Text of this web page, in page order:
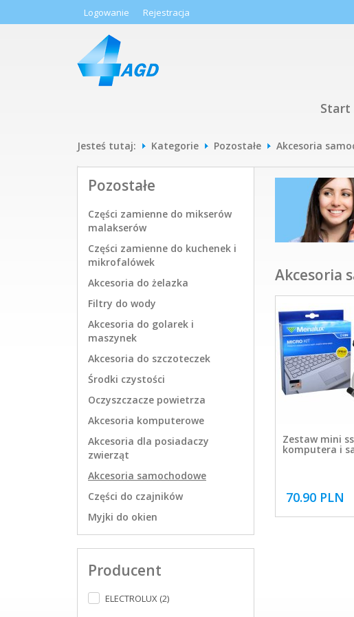
Logowanie Rejestracja
Start
Jesteś tutaj: Kategorie Pozostałe Akcesoria
Pozostałe
Części zamienne do mikserów
malakserów
Części zamienne do kuchenek i
mikrofalówek
Akcesoria do żelazka
Filtry do wody
Akcesoria do golarek i
maszynek
Akcesoria do szczoteczek
Środki czystości
Oczyszczacze powietrza
Akcesoria komputerowe
Akcesoria dla posiadaczy
zwierząt
Akcesoria samochodowe
Części do czajników
Myjki do okien
Producent
ELECTROLUX (2)
Akcesoria
Zestaw mini
komputera i
70.90 PLN